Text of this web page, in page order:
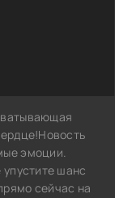
эмоции.
шанс
сейчас на